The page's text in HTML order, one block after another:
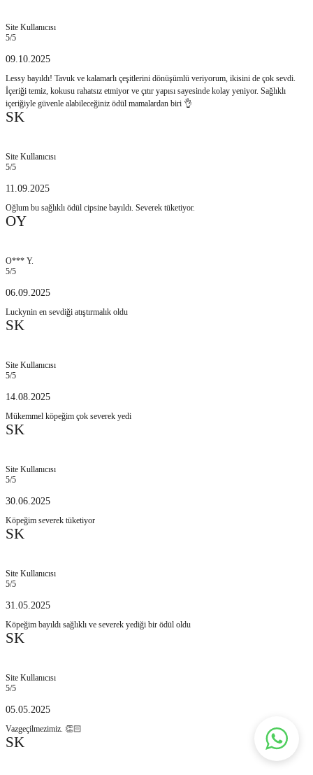
Site Kullanıcısı
5/5
09.10.2025
Lessy bayıldı! Tavuk ve kalamarlı çeşitlerini dönüşümlü veriyorum, ikisini de çok sevdi.
İçeriği temiz, kokusu rahatsız etmiyor ve çıtır yapısı sayesinde kolay yeniyor. Sağlıklı
içeriğiyle güvenle alabileceğiniz ödül mamalardan biri 👌
SK
Site Kullanıcısı
5/5
11.09.2025
Oğlum bu sağlıklı ödül cipsine bayıldı. Severek tüketiyor.
OY
O*** Y.
5/5
06.09.2025
Luckynin en sevdiği atıştırmalık oldu
SK
Site Kullanıcısı
5/5
14.08.2025
Mükemmel köpeğim çok severek yedi
SK
Site Kullanıcısı
5/5
30.06.2025
Köpeğim severek tüketiyor
SK
Site Kullanıcısı
5/5
31.05.2025
Köpeğim bayıldı sağlıklı ve severek yediği bir ödül oldu
SK
Site Kullanıcısı
5/5
05.05.2025
Vazgeçilmezimiz. 👏🏻
SK